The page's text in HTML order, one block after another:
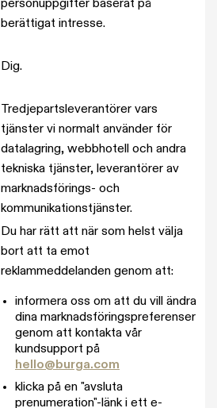
personuppgifter baserat på
berättigat intresse.
Dig.
Tredjepartsleverantörer vars
tjänster vi normalt använder för
datalagring, webbhotell och andra
tekniska tjänster, leverantörer av
marknadsförings- och
kommunikationstjänster.
Du har rätt att när som helst välja
bort att ta emot
reklammeddelanden genom att:
informera oss om att du vill ändra
dina marknadsföringspreferenser
genom att kontakta vår
kundsupport på
hello@burga.com
klicka på en "avsluta
prenumeration"-länk i ett e-